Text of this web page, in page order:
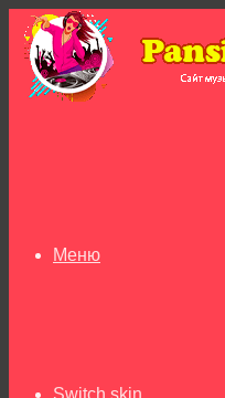
Меню
Switch skin